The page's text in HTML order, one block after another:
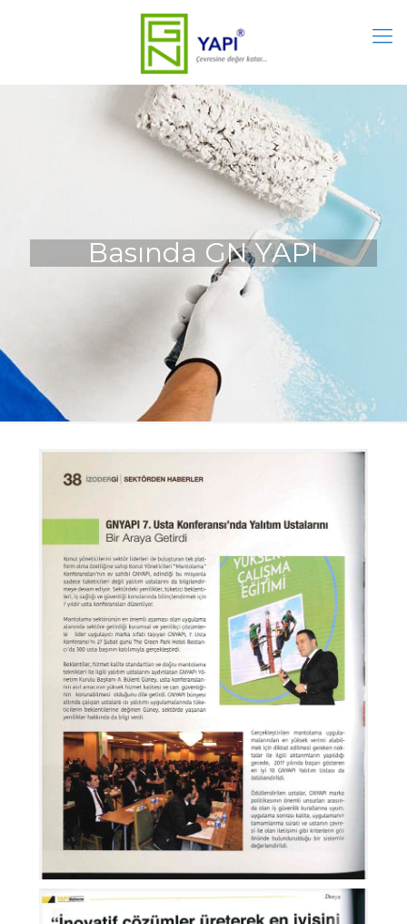
Basında GN YAPI